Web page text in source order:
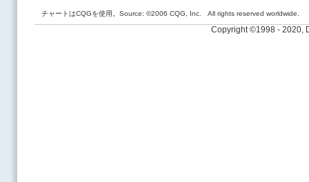
チャートはCQGを使用。Source: ©2006 CQG, Inc. All rights reserved worldwide.
Copyright ©1998 - 2020,